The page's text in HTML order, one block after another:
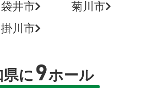
袋井市
菊川市
掛川市
県に9ホール